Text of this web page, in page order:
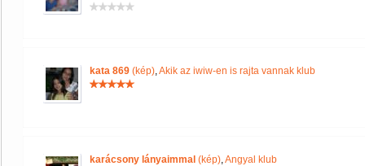
kata 869 (kép),Akik az iwiw-en is rajta vannak klub
karácsony lányaimmal (kép),Angyal klub